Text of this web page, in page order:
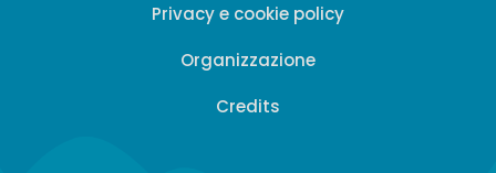
Privacy e cookie policy
Organizzazione
Credits